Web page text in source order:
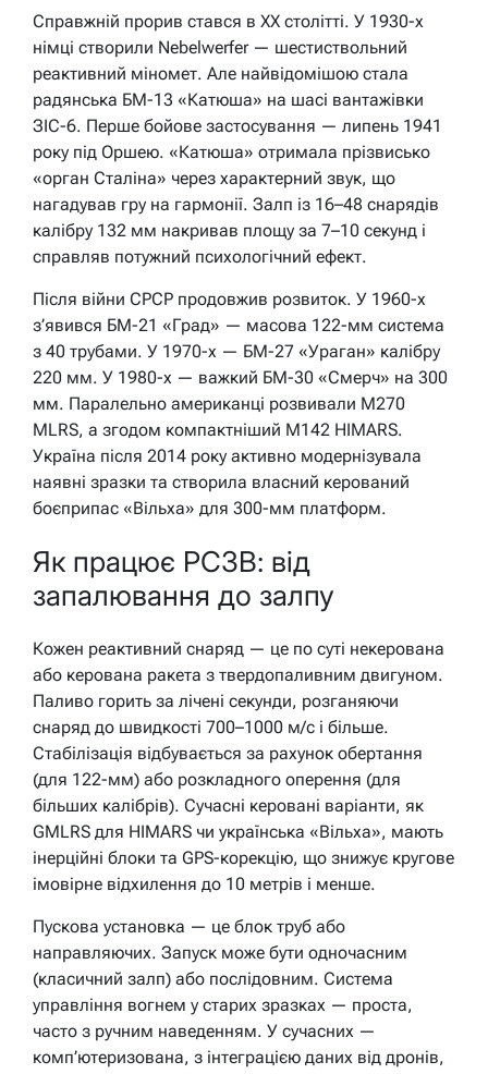
Справжній прорив стався в XX столітті. У 1930-х
німці створили Nebelwerfer — шестиствольний
реактивний міномет. Але найвідомішою стала
радянська БМ-13 «Катюша» на шасі вантажівки
ЗІС-6. Перше бойове застосування — липень 1941
року під Оршею. «Катюша» отримала прізвисько
«орган Сталіна» через характерний звук, що
нагадував гру на гармонії. Залп із 16–48 снарядів
калібру 132 мм накривав площу за 7–10 секунд і
справляв потужний психологічний ефект.
Після війни СРСР продовжив розвиток. У 1960-х
з’явився БМ-21 «Град» — масова 122-мм система
з 40 трубами. У 1970-х — БМ-27 «Ураган» калібру
220 мм. У 1980-х — важкий БМ-30 «Смерч» на 300
мм. Паралельно американці розвивали M270
MLRS, а згодом компактніший M142 HIMARS.
Україна після 2014 року активно модернізувала
наявні зразки та створила власний керований
боєприпас «Вільха» для 300-мм платформ.
Як працює РСЗВ: від
запалювання до залпу
Кожен реактивний снаряд — це по суті некерована
або керована ракета з твердопаливним двигуном.
Паливо горить за лічені секунди, розганяючи
снаряд до швидкості 700–1000 м/с і більше.
Стабілізація відбувається за рахунок обертання
(для 122-мм) або розкладного оперення (для
більших калібрів). Сучасні керовані варіанти, як
GMLRS для HIMARS чи українська «Вільха», мають
інерційні блоки та GPS-корекцію, що знижує кругове
імовірне відхилення до 10 метрів і менше.
Пускова установка — це блок труб або
направляючих. Запуск може бути одночасним
(класичний залп) або послідовним. Система
управління вогнем у старих зразках — проста,
часто з ручним наведенням. У сучасних —
комп’ютеризована, з інтеграцією даних від дронів,